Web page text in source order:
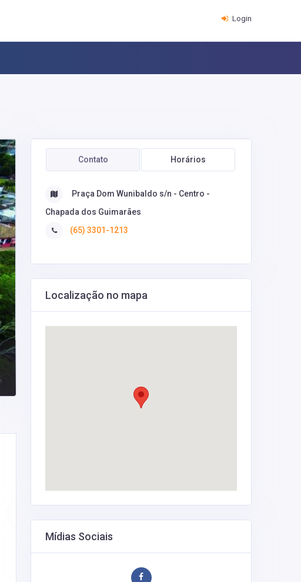
Login
Contato Horários
Praça Dom Wunibaldo s/n - Centro -
Chapada dos Guimarães
(65) 3301-1213
Localização no mapa
Mídias Sociais